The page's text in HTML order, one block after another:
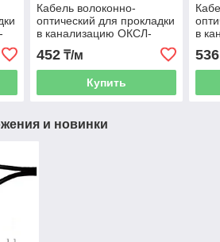
Кабель волоконно-
оптический для прокладки
в канализацию ОКСЛ-
452₸/м
Купить
в
536
и новинки